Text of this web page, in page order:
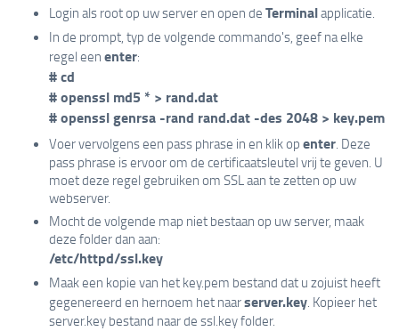
Login als root op uw server en open de Terminalapplicatie.
In de prompt, typ de volgende commando's, geef na elke
regel een enter:
# cd
# openssl md5 * > rand.dat
# openssl genrsa -rand rand.dat -des 2048 > key.pem
Voer vervolgens een pass phrase in en klik op enter. Deze
pass phrase is ervoor om de certificaatsleutel vrij te geven. U
moet deze regel gebruiken om SSL aan te zetten op uw
webserver.
Mocht de volgende map niet bestaan op uw server, maak
deze folder dan aan:
/etc/httpd/ssl.key
Maak een kopie van het key.pem bestand dat u zojuist heeft
gegenereerd en hernoem het naarserver.key. Kopieer het
server.key bestand naar de ssl.key folder.